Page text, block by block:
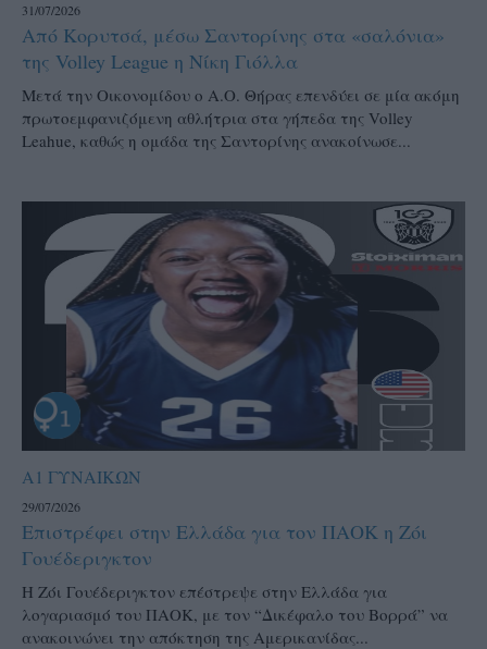
31/07/2026
Από Κορυτσά, μέσω Σαντορίνης στα «σαλόνια»
της Volley League η Νίκη Γιόλλα
Μετά την Οικονομίδου ο Α.Ο. Θήρας επενδύει σε μία ακόμη
πρωτοεμφανιζόμενη αθλήτρια στα γήπεδα της Volley
Leahue, καθώς η ομάδα της Σαντορίνης ανακοίνωσε...
Α1 ΓΥΝΑΙΚΩΝ
29/07/2026
Επιστρέφει στην Ελλάδα για τον ΠΑΟΚ η Ζόι
Γουέδεριγκτον
Η Ζόι Γουέδεριγκτον επέστρεψε στην Ελλάδα για
λογαριασμό του ΠΑΟΚ, με τον “Δικέφαλο του Βορρά” να
ανακοινώνει την απόκτηση της Αμερικανίδας...